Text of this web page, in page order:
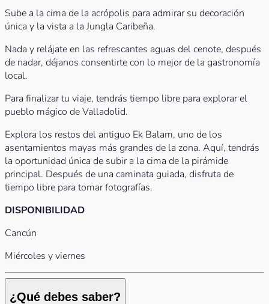
Sube a la cima de la acrópolis para admirar su decoración
única y la vista a la Jungla Caribeña.
Nada y relájate en las refrescantes aguas del cenote, después
de nadar, déjanos consentirte con lo mejor de la gastronomía
local.
Para finalizar tu viaje, tendrás tiempo libre para explorar el
pueblo mágico de Valladolid.
Explora los restos del antiguo Ek Balam, uno de los
asentamientos mayas más grandes de la zona. Aquí, tendrás
la oportunidad única de subir a la cima de la pirámide
principal. Después de una caminata guiada, disfruta de
tiempo libre para tomar fotografías.
DISPONIBILIDAD
Cancún
Miércoles y viernes
¿Qué debes saber?